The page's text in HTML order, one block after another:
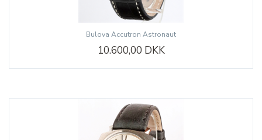
Bulova Accutron Astronaut
10.600,00 DKK